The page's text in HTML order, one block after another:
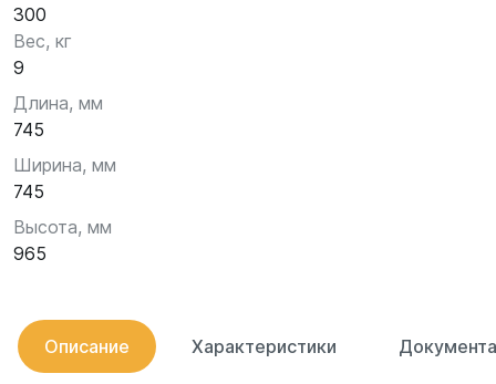
300
Вес, кг
9
Длина, мм
745
Ширина, мм
745
Высота, мм
965
Описание Характеристики